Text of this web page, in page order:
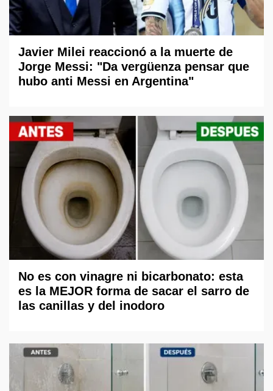
Javier Milei reaccionó a la muerte de
Jorge Messi: "Da vergüenza pensar que
hubo anti Messi en Argentina"
No es con vinagre ni bicarbonato: esta
es la MEJOR forma de sacar el sarro de
las canillas y del inodoro